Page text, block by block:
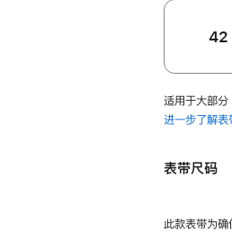
42
适用于大部
进一步了解表
表带尺码
此款表带为确